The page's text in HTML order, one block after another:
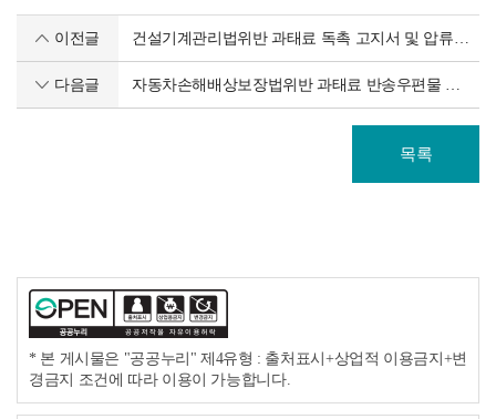
이전글 건설기계관리법위반 과태료 독촉 고지서 및 압류예고 반송에 따른 공시송달 공고
다음글 자동차손해배상보장법위반 과태료 반송우편물 공시송달공고
목록
* 본 게시물은 "공공누리" 제4유형 : 출처표시+상업적 이용금지+변
경금지 조건에 따라 이용이 가능합니다.